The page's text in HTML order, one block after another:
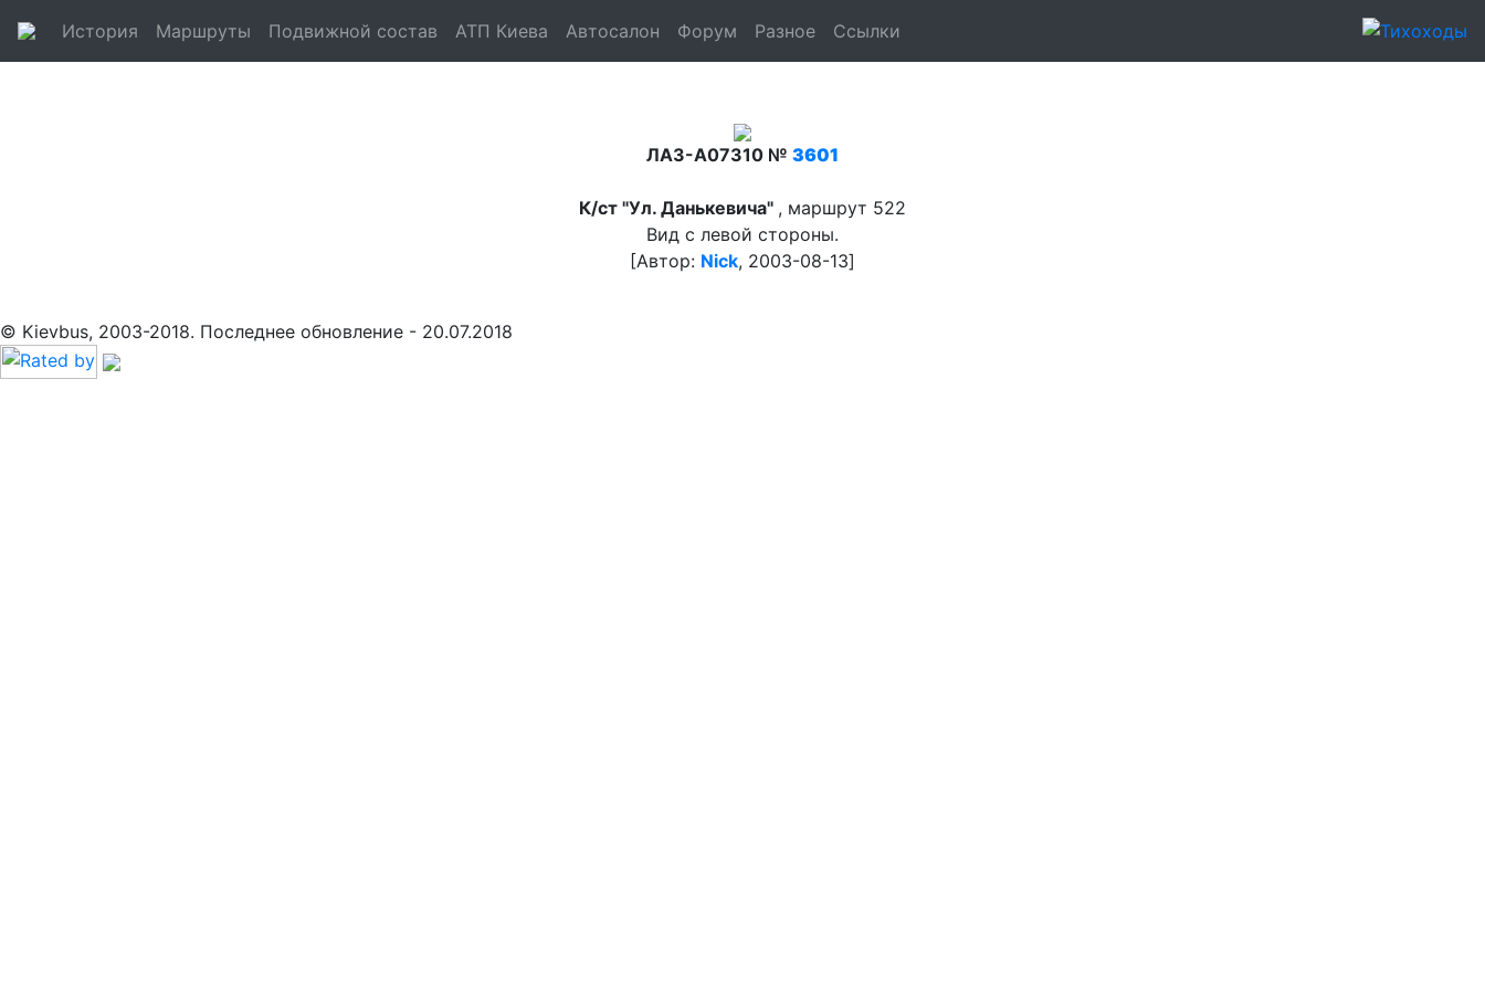
История Маршруты Подвижной состав АТП Киева Автосалон Форум Разное Ссылки
ЛАЗ-A07310 № 3601
К/ст "Ул. Данькевича" , маршрут 522
Вид с левой стороны.
[Автор: Nick, 2003-08-13]
© Kievbus, 2003-2018. Последнее обновление - 20.07.2018